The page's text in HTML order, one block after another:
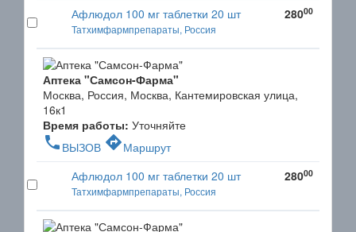
Афлюдол 100 мг таблетки 20 шт
Татхимфармпрепараты, Россия
28000
Аптека "Самсон-Фарма"
Москва, Россия, Москва, Кантемировская улица,
16к1
Время работы: Уточняйте
phone ВЫЗОВ directionsМаршрут
Афлюдол 100 мг таблетки 20 шт
Татхимфармпрепараты, Россия
28000